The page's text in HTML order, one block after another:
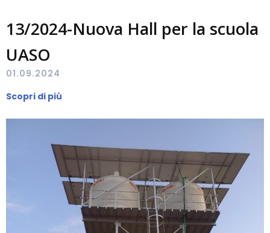
13/2024-Nuova Hall per la scuola
UASO
01.09.2024
Scopri di più